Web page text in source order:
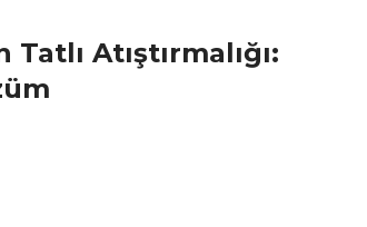
Tatlı Atıştırmalığı: